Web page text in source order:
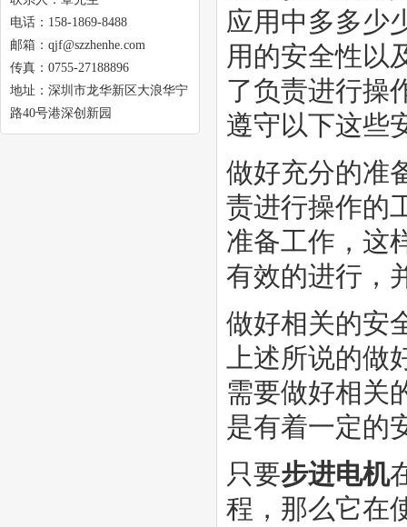
电话：158-1869-8488
邮箱：qjf@szzhenhe.com
传真：0755-27188896
地址：深圳市龙华新区大浪华宁
路40号港深创新园
应用中多多少
用的安全性以
了负责进行操
遵守以下这些
做好充分的准
责进行操作的
准备工作，这
有效的进行，
做好相关的安
上述所说的
需要做好相关
是有着一定的
只要步进电机
程，那么它在